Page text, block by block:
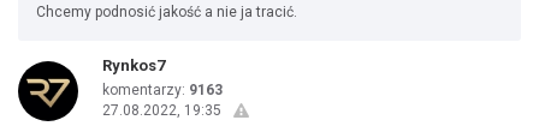
Chcemy podnosić jakość a nie ja tracić.
Rynkos7
komentarzy: 9163
27.08.2022, 19:35